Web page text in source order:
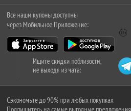
Все наши купоны доступны
через Мобильное Приложение:
Ищите скидки поблизости,
не выходя из чата:
Сэкономьте до 90% при любых покупках